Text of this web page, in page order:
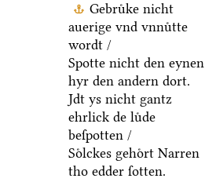
Gebruͤke nicht
auerige vnd vnnuͤtte
wordt /
Spotte nicht den eynen
hyr den andern dort.
Jdt ys nicht gantz
ehrlick de luͤde
beſpotten /
Soͤlckes gehoͤrt Narren
tho edder ſotten.